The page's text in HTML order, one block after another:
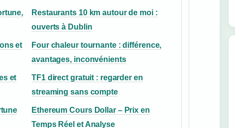
Restaurants 10 km autour de moi :
ouverts à Dublin
et
Four chaleur tournante : différence,
avantages, inconvénients
et
TF1 direct gratuit : regarder en
streaming sans compte
Ethereum Cours Dollar – Prix en
Temps Réel et Analyse